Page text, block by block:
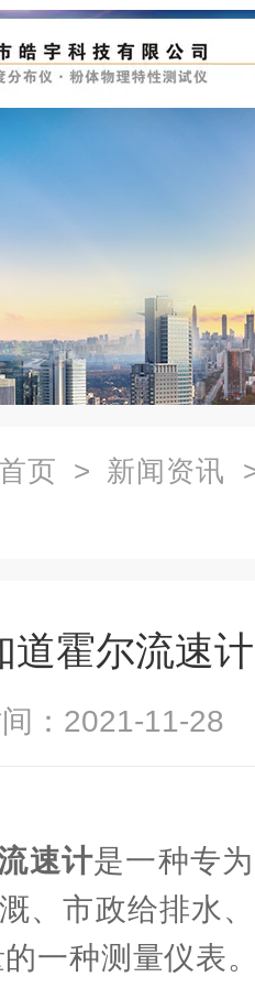
页 > 新闻资讯
道霍尔流速
间：2021-11-
速计是一种专
、市政给排水
一种测量仪表